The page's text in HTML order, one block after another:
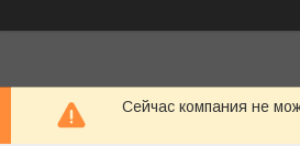
Сейчас компания не